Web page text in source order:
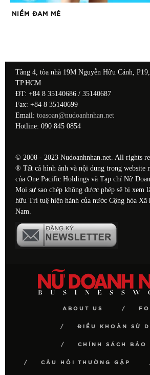
NIỀM ĐAM MÊ
Tầng 4, tòa nhà 19M Nguyễn Hữu Cảnh,
TP.HCM
ĐT: +84 8 35140686 / 35140687
Fax: +84 8 35140699
Email: toasoan@nudoanhnhan.net
Hotline: 090 845 0854
© 2008 - 2023 Nudoanhnhan.net. All rights
® Tất cả hình ảnh và nội dung trong website
của One Pacific Holdings và Tạp chí Nữ
Mọi sự sao chép không được phép sẽ bị xem
hữu Trí tuệ hiện hành của nước Cộng hòa
Nam.
ABOUT US
ĐIỀU KHOẢN SỬ
CHÍNH SÁCH BẢO
CÂU HỎI THƯỜNG GẶP